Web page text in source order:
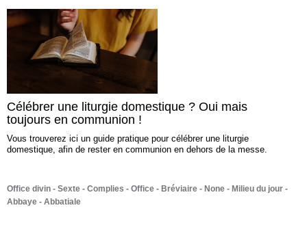
Célébrer une liturgie domestique ? Oui mais
toujours en communion !
Vous trouverez ici un guide pratique pour célébrer une liturgie
domestique, afin de rester en communion en dehors de la messe.
Office divin Sexte Complies Office Bréviaire None
Milieu du jour
Abbaye
Abbatiale